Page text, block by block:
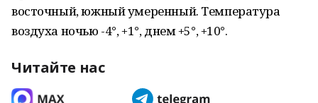
восточный, южный умеренный. Температура
воздуха ночью -4°, +1°, днем +5°, +10°.
Читайте нас